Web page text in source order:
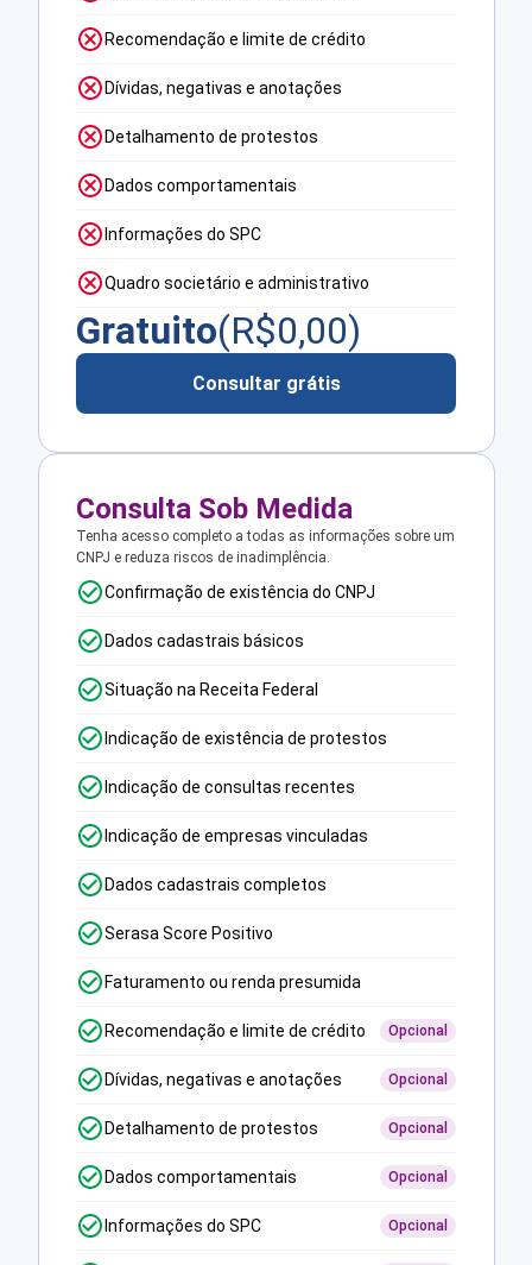
Recomendação e limite de crédito
Dívidas, negativas e anotações
Detalhamento de protestos
Dados comportamentais
Informações do SPC
Quadro societário e administrativo
Gratuito(R$0,00)
Consultar grátis
Consulta Sob Medida
Tenha acesso completo a todas as informações sobre um
CNPJ e reduza riscos de inadimplência.
Confirmação de existência do CNPJ
Dados cadastrais básicos
Situação na Receita Federal
Indicação de existência de protestos
Indicação de consultas recentes
Indicação de empresas vinculadas
Dados cadastrais completos
Serasa Score Positivo
Faturamento ou renda presumida
Recomendação e limite de crédito Opcional
Dívidas, negativas e anotações Opcional
Detalhamento de protestos Opcional
Dados comportamentais Opcional
Informações do SPC Opcional